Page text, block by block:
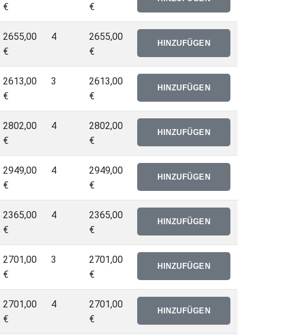
€
€
2655,00
€
4
2655,00
€
2613,00
€
3
2613,00
€
2802,00
€
4
2802,00
€
2949,00
€
4
2949,00
€
2365,00
€
4
2365,00
€
2701,00
€
3
2701,00
€
2701,00
€
4
2701,00
€